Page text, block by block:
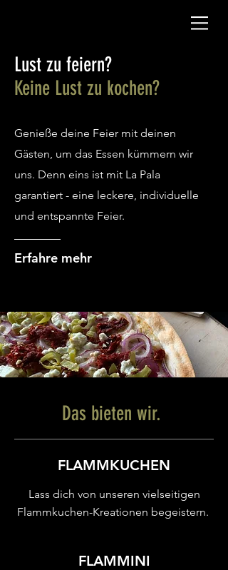
Lust zu feiern?
Keine Lust zu kochen?
Genieße deine Feier mit deinen
Gästen, um das Essen kümmern wir
uns. Denn eins ist mit La Pala
garantiert - eine leckere, individuelle
und entspannte Feier.
Erfahre mehr
Das bieten wir.
FLAMMKUCHEN
Lass dich von unseren vielseitigen
Flammkuchen-Kreationen begeistern.
FLAMMINI